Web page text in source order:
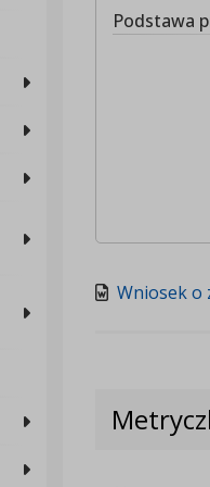
Podstawa
Wniosek o